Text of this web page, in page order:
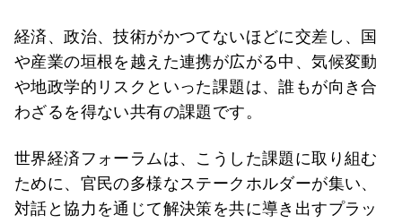
経済、政治、技術がかつてないほどに交差し、国
や産業の垣根を越えた連携が広がる中、気候変動
や地政学的リスクといった課題は、誰もが向き合
わざるを得ない共有の課題です。
世界経済フォーラムは、こうした課題に取り組む
ために、官民の多様なステークホルダーが集い、
対話と協力を通じて解決策を共に導き出すプラッ